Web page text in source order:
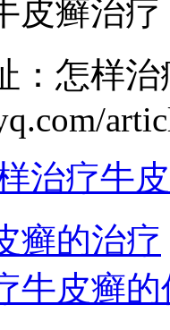
皮癣治疗
：怎样
治疗牛
癣的治疗
牛皮癣的